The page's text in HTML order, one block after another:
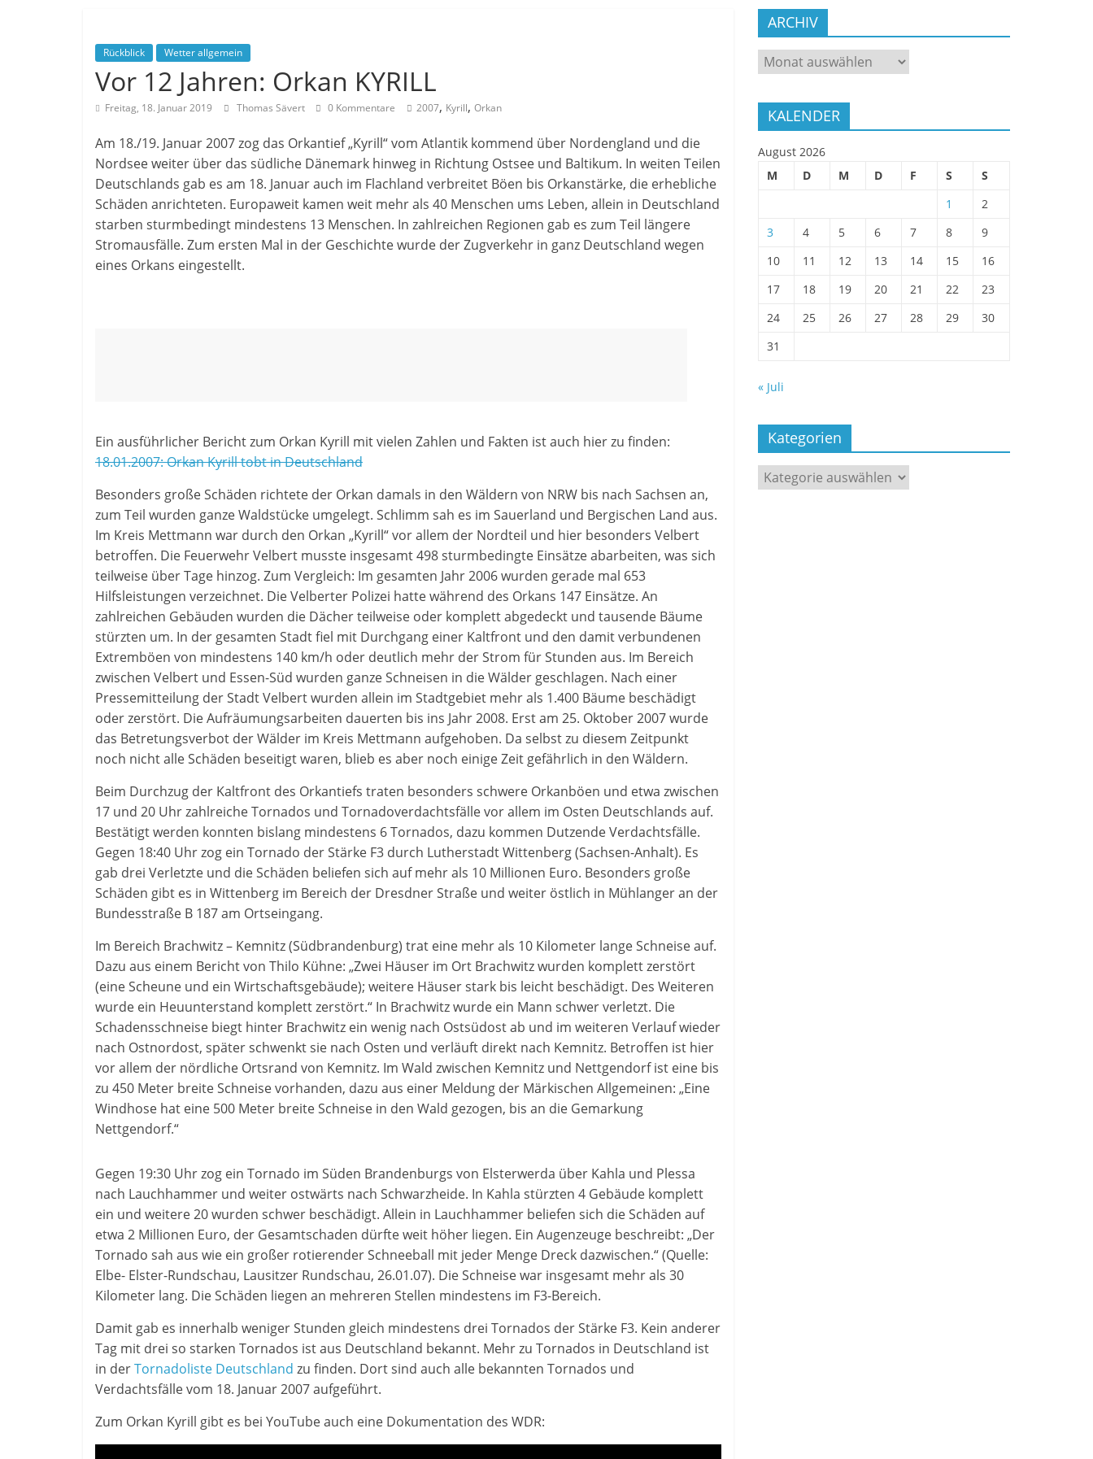
Rückblick Wetter allgemein
Vor 12 Jahren: Orkan KYRILL
Freitag, 18. Januar 2019 Thomas Sävert 0 Kommentare 2007, Kyrill, Orkan
Am 18./19. Januar 2007 zog das Orkantief „Kyrill“ vom Atlantik kommend über Nordengland und die
Nordsee weiter über das südliche Dänemark hinweg in Richtung Ostsee und Baltikum. In weiten Teilen
Deutschlands gab es am 18. Januar auch im Flachland verbreitet Böen bis Orkanstärke, die erhebliche
Schäden anrichteten. Europaweit kamen weit mehr als 40 Menschen ums Leben, allein in Deutschland
starben sturmbedingt mindestens 13 Menschen. In zahlreichen Regionen gab es zum Teil längere
Stromausfälle. Zum ersten Mal in der Geschichte wurde der Zugverkehr in ganz Deutschland wegen
eines Orkans eingestellt.
Ein ausführlicher Bericht zum Orkan Kyrill mit vielen Zahlen und Fakten ist auch hier zu finden:
18.01.2007: Orkan Kyrill tobt in Deutschland
Besonders große Schäden richtete der Orkan damals in den Wäldern von NRW bis nach Sachsen an,
zum Teil wurden ganze Waldstücke umgelegt. Schlimm sah es im Sauerland und Bergischen Land aus.
Im Kreis Mettmann war durch den Orkan „Kyrill“ vor allem der Nordteil und hier besonders Velbert
betroffen. Die Feuerwehr Velbert musste insgesamt 498 sturmbedingte Einsätze abarbeiten, was sich
teilweise über Tage hinzog. Zum Vergleich: Im gesamten Jahr 2006 wurden gerade mal 653
Hilfsleistungen verzeichnet. Die Velberter Polizei hatte während des Orkans 147 Einsätze. An
zahlreichen Gebäuden wurden die Dächer teilweise oder komplett abgedeckt und tausende Bäume
stürzten um. In der gesamten Stadt fiel mit Durchgang einer Kaltfront und den damit verbundenen
Extremböen von mindestens 140 km/h oder deutlich mehr der Strom für Stunden aus. Im Bereich
zwischen Velbert und Essen-Süd wurden ganze Schneisen in die Wälder geschlagen. Nach einer
Pressemitteilung der Stadt Velbert wurden allein im Stadtgebiet mehr als 1.400 Bäume beschädigt
oder zerstört. Die Aufräumungsarbeiten dauerten bis ins Jahr 2008. Erst am 25. Oktober 2007 wurde
das Betretungsverbot der Wälder im Kreis Mettmann aufgehoben. Da selbst zu diesem Zeitpunkt
noch nicht alle Schäden beseitigt waren, blieb es aber noch einige Zeit gefährlich in den Wäldern.
Beim Durchzug der Kaltfront des Orkantiefs traten besonders schwere Orkanböen und etwa zwischen
17 und 20 Uhr zahlreiche Tornados und Tornadoverdachtsfälle vor allem im Osten Deutschlands auf.
Bestätigt werden konnten bislang mindestens 6 Tornados, dazu kommen Dutzende Verdachtsfälle.
Gegen 18:40 Uhr zog ein Tornado der Stärke F3 durch Lutherstadt Wittenberg (Sachsen-Anhalt). Es
gab drei Verletzte und die Schäden beliefen sich auf mehr als 10 Millionen Euro. Besonders große
Schäden gibt es in Wittenberg im Bereich der Dresdner Straße und weiter östlich in Mühlanger an der
Bundesstraße B 187 am Ortseingang.
Im Bereich Brachwitz – Kemnitz (Südbrandenburg) trat eine mehr als 10 Kilometer lange Schneise auf.
Dazu aus einem Bericht von Thilo Kühne: „Zwei Häuser im Ort Brachwitz wurden komplett zerstört
(eine Scheune und ein Wirtschaftsgebäude); weitere Häuser stark bis leicht beschädigt. Des Weiteren
wurde ein Heuunterstand komplett zerstört.“ In Brachwitz wurde ein Mann schwer verletzt. Die
Schadensschneise biegt hinter Brachwitz ein wenig nach Ostsüdost ab und im weiteren Verlauf wieder
nach Ostnordost, später schwenkt sie nach Osten und verläuft direkt nach Kemnitz. Betroffen ist hier
vor allem der nördliche Ortsrand von Kemnitz. Im Wald zwischen Kemnitz und Nettgendorf ist eine bis
zu 450 Meter breite Schneise vorhanden, dazu aus einer Meldung der Märkischen Allgemeinen: „Eine
Windhose hat eine 500 Meter breite Schneise in den Wald gezogen, bis an die Gemarkung
Nettgendorf.“
Gegen 19:30 Uhr zog ein Tornado im Süden Brandenburgs von Elsterwerda über Kahla und Plessa
nach Lauchhammer und weiter ostwärts nach Schwarzheide. In Kahla stürzten 4 Gebäude komplett
ein und weitere 20 wurden schwer beschädigt. Allein in Lauchhammer beliefen sich die Schäden auf
etwa 2 Millionen Euro, der Gesamtschaden dürfte weit höher liegen. Ein Augenzeuge beschreibt: „Der
Tornado sah aus wie ein großer rotierender Schneeball mit jeder Menge Dreck dazwischen.“ (Quelle:
Elbe- Elster-Rundschau, Lausitzer Rundschau, 26.01.07). Die Schneise war insgesamt mehr als 30
Kilometer lang. Die Schäden liegen an mehreren Stellen mindestens im F3-Bereich.
Damit gab es innerhalb weniger Stunden gleich mindestens drei Tornados der Stärke F3. Kein anderer
Tag mit drei so starken Tornados ist aus Deutschland bekannt. Mehr zu Tornados in Deutschland ist
in derTornadoliste Deutschland zu finden. Dort sind auch alle bekannten Tornados und
Verdachtsfälle vom 18. Januar 2007 aufgeführt.
Zum Orkan Kyrill gibt es bei YouTube auch eine Dokumentation des WDR:
ARCHIV
ARCHIV
KALENDER
August 2026
M
D M D F S
S
1
2
3
4 5 6 7 8
9
10
11 12 13 14 15
16
17
18 19 20 21 22
23
24
25 26 27 28 29
30
31
« Juli
Kategorien
Kategorien